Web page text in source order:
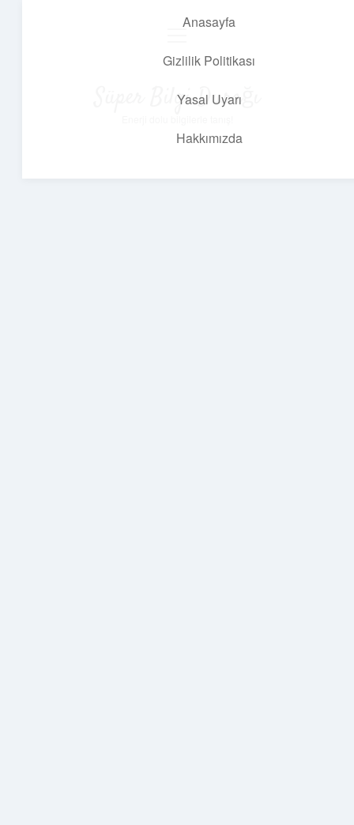
Anasayfa
Gizlilik Politikası
Yasal Uyarı
Hakkımızda
Süper Bilgi Durağı